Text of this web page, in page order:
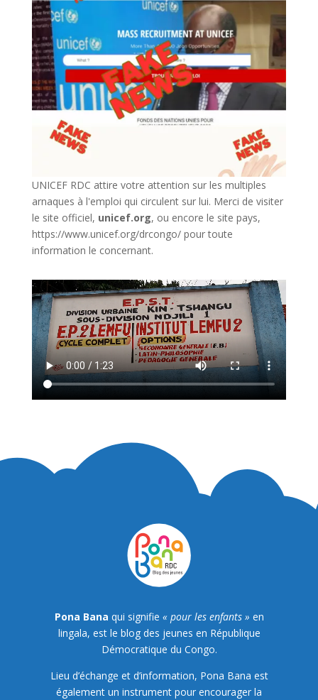
UNICEF RDC attire votre attention sur les multiples
arnaques à l'emploi qui circulent sur lui. Merci de visiter
le site officiel, unicef.org, ou encore le site pays,
https://www.unicef.org/drcongo/pour toute
information le concernant.
Pona Bana qui signifie « pour les enfants » en
lingala, est le blog des jeunes en République
Démocratique du Congo.
Lieu d’échange et d’information, Pona Bana est
également un instrument pour encourager la